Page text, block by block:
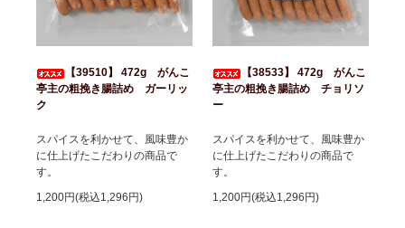
【39510】 472g がんこ
亭主の粗挽き腸詰め ガーリッ
ク
スパイスを利かせて、風味豊か
に仕上げたこだわりの商品で
す。
1,200円(税込1,296円)
【38533】 472g がんこ
亭主の粗挽き腸詰め チョリソ
ー
スパイスを利かせて、風味豊か
に仕上げたこだわりの商品で
す。
1,200円(税込1,296円)